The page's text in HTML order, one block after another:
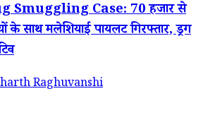
Smuggling Case: 70 हजार से
के साथ मलेशियाई पायलट गिरफ्तार, ड्रग
Raghuvanshi